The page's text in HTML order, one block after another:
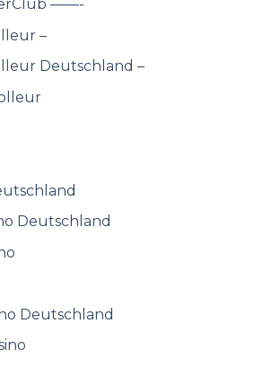
——-
–
Deutschland –
Deutschland
Deutschland